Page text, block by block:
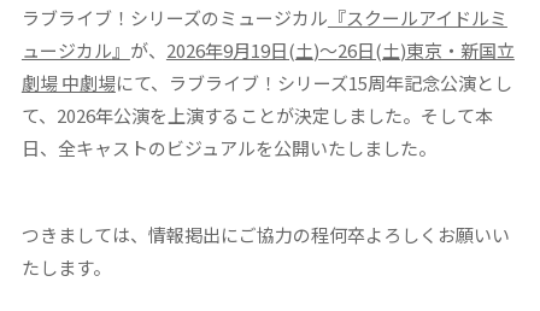
ラブライブ！シリーズのミュージカル 『スクールアイドルミ
ュージカル』 が、 2026年9月19日(土)～26日(土)東京・新国立
劇場 中劇場にて、ラブライブ！シリーズ15周年記念公演とし
て、 2026年公演を上演することが決定しました。そして本
日、全キャストのビジュアルを公開いたしました。
つきましては、情報掲出にご協力の程何卒よろしくお願いい
たします。